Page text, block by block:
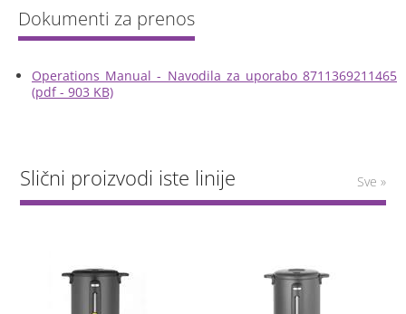
Operations Manual - Navodila za uporabo 8711369211465
(pdf - 903 KB)
Slični proizvodi iste linije Sve »